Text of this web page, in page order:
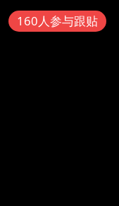
160人参与跟贴